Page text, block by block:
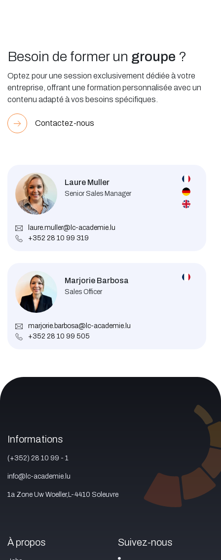
Besoin de former un groupe ?
Optez pour une session exclusivement dédiée à votre
entreprise, offrant une formation personnalisée avec un
contenu adapté à vos besoins spécifiques.
Contactez-nous
Laure Muller
Senior Sales Manager
laure.muller@lc-academie.lu
+352 28 10 99 319
Marjorie Barbosa
Sales Officer
marjorie.barbosa@lc-academie.lu
+352 28 10 99 505
Informations
(+352) 28 10 99 - 1
info@lc-academie.lu
1a Zone Uw Woeller,L-4410 Soleuvre
À propos Suivez-nous